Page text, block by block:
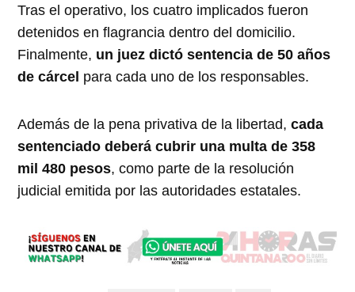
Tras el operativo, los cuatro implicados fueron
detenidos en flagrancia dentro del domicilio.
Finalmente, un juez dictó sentencia de 50 años
de cárcel para cada uno de los responsables.
Además de la pena privativa de la libertad,cada
sentenciado deberá cubrir una multa de 358
mil 480 pesos, como parte de la resolución
judicial emitida por las autoridades estatales.